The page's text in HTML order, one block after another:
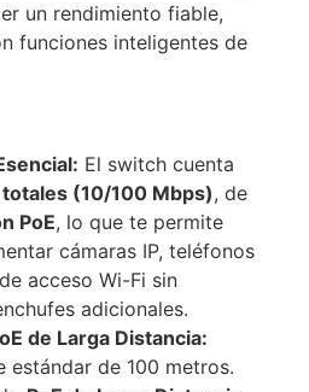
un rendimiento fiable,
funciones inteligentes de
El switch cuenta
(10/100 Mbps), de
PoE, lo que te permite
cámaras IP, teléfonos
acceso Wi-Fi sin
adicionales.
de Larga Distancia:
estándar de 100 metros.